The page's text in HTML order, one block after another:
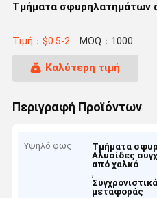
Τμήματα σφυρηλατημάτων
Τιμή：$0.5-2 MOQ：1000
Καλύτερη τιμή
Περιγραφή Προϊόντων
Υψηλό φως Τμήματα
Αλυσίδες
από χαλκό
,
μεταφοράς